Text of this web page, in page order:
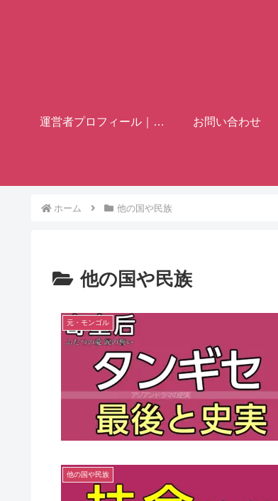
運営者プロフィール｜歴史ブロガー「フミヤ」 お問い合わせ
ホーム 他の国や民族
他の国や民族
元・モンゴル
他の国や民族